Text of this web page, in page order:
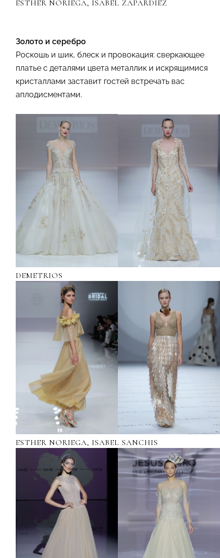
ESTHER NORIEGA, ISABEL ZAPARDIEZ
Золото и серебро
Роскошь и шик, блеск и провокация: сверкающее
платье с деталями цвета металлик и искрящимися
кристаллами заставит гостей встречать вас
аплодисментами.
DEMETRIOS
ESTHER NORIEGA, ISABEL SANCHIS